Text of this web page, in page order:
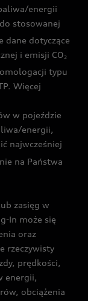
energii
stosowanej
dane dotyczące
i emisji CO2
typu
Więcej
w pojeździe
energii,
najwcześniej
na Państwa
zasięg w
In może się
oraz
rzeczywisty
prędkości,
energii,
obciążenia